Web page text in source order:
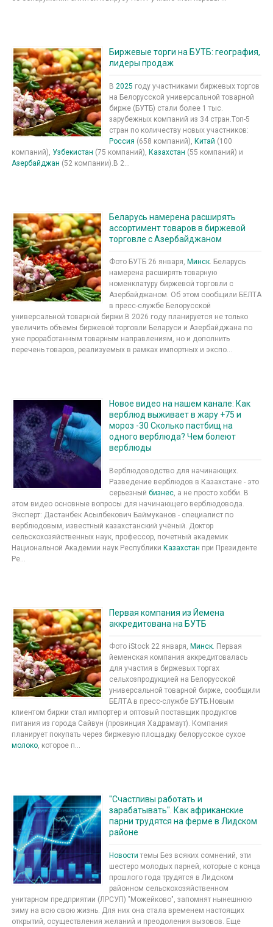
Биржевые торги на БУТБ: география,
лидеры продаж
В 2025 году участниками биржевых торгов
на Белорусской универсальной товарной
бирже (БУТБ) стали более 1 тыс.
зарубежных компаний из 34 стран.Топ-5
стран по количеству новых участников:
Россия (658 компаний), Китай (100
компаний), Узбекистан (75 компаний), Казахстан (55 компаний) и
Азербайджан (52 компании).В 2...
Беларусь намерена расширять
ассортимент товаров в биржевой
торговле с Азербайджаном
Фото БУТБ 26 января, Минск. Беларусь
намерена расширять товарную
номенклатуру биржевой торговли с
Азербайджаном. Об этом сообщили БЕЛТА
в пресс-службе Белорусской
универсальной товарной биржи.В 2026 году планируется не только
увеличить объемы биржевой торговли Беларуси и Азербайджана по
уже проработанным товарным направлениям, но и дополнить
перечень товаров, реализуемых в рамках импортных и экспо...
Новое видео на нашем канале: Как
верблюд выживает в жару +75 и
мороз -30 Сколько пастбищ на
одного верблюда? Чем болеют
верблюды
Верблюдоводство для начинающих.
Разведение верблюдов в Казахстане - это
серьезный бизнес , а не просто хобби. В
этом видео основные вопросы для начинающего верблюдовода.
Эксперт: Дастанбек Асылбекович Баймуканов - специалист по
верблюдовым, известный казахстанский учёный. Доктор
сельскохозяйственных наук, профессор, почетный академик
Национальной Академии наук Республики Казахстан при Президенте
Ре...
Первая компания из Йемена
аккредитована на БУТБ
Фото iStock 22 января, Минск. Первая
йеменская компания аккредитовалась
для участия в биржевых торгах
сельхозпродукцией на Белорусской
универсальной товарной бирже, сообщили
БЕЛТА в пресс-службе БУТБ.Новым
клиентом биржи стал импортер и оптовый поставщик продуктов
питания из города Сайвун (провинция Хадрамаут). Компания
планирует покупать через биржевую площадку белорусское сухое
молоко, которое п...
"Счастливы работать и
зарабатывать". Как африканские
парни трудятся на ферме в Лидском
районе
Новости темы Без всяких сомнений, эти
шестеро молодых парней, которые с конца
прошлого года трудятся в Лидском
районном сельскохозяйственном
унитарном предприятии (ЛРСУП) "Можейково", запомнят нынешнюю
зиму на всю свою жизнь. Для них она стала временем настоящих
открытий, осуществления желаний и преодоления вызовов. Еще